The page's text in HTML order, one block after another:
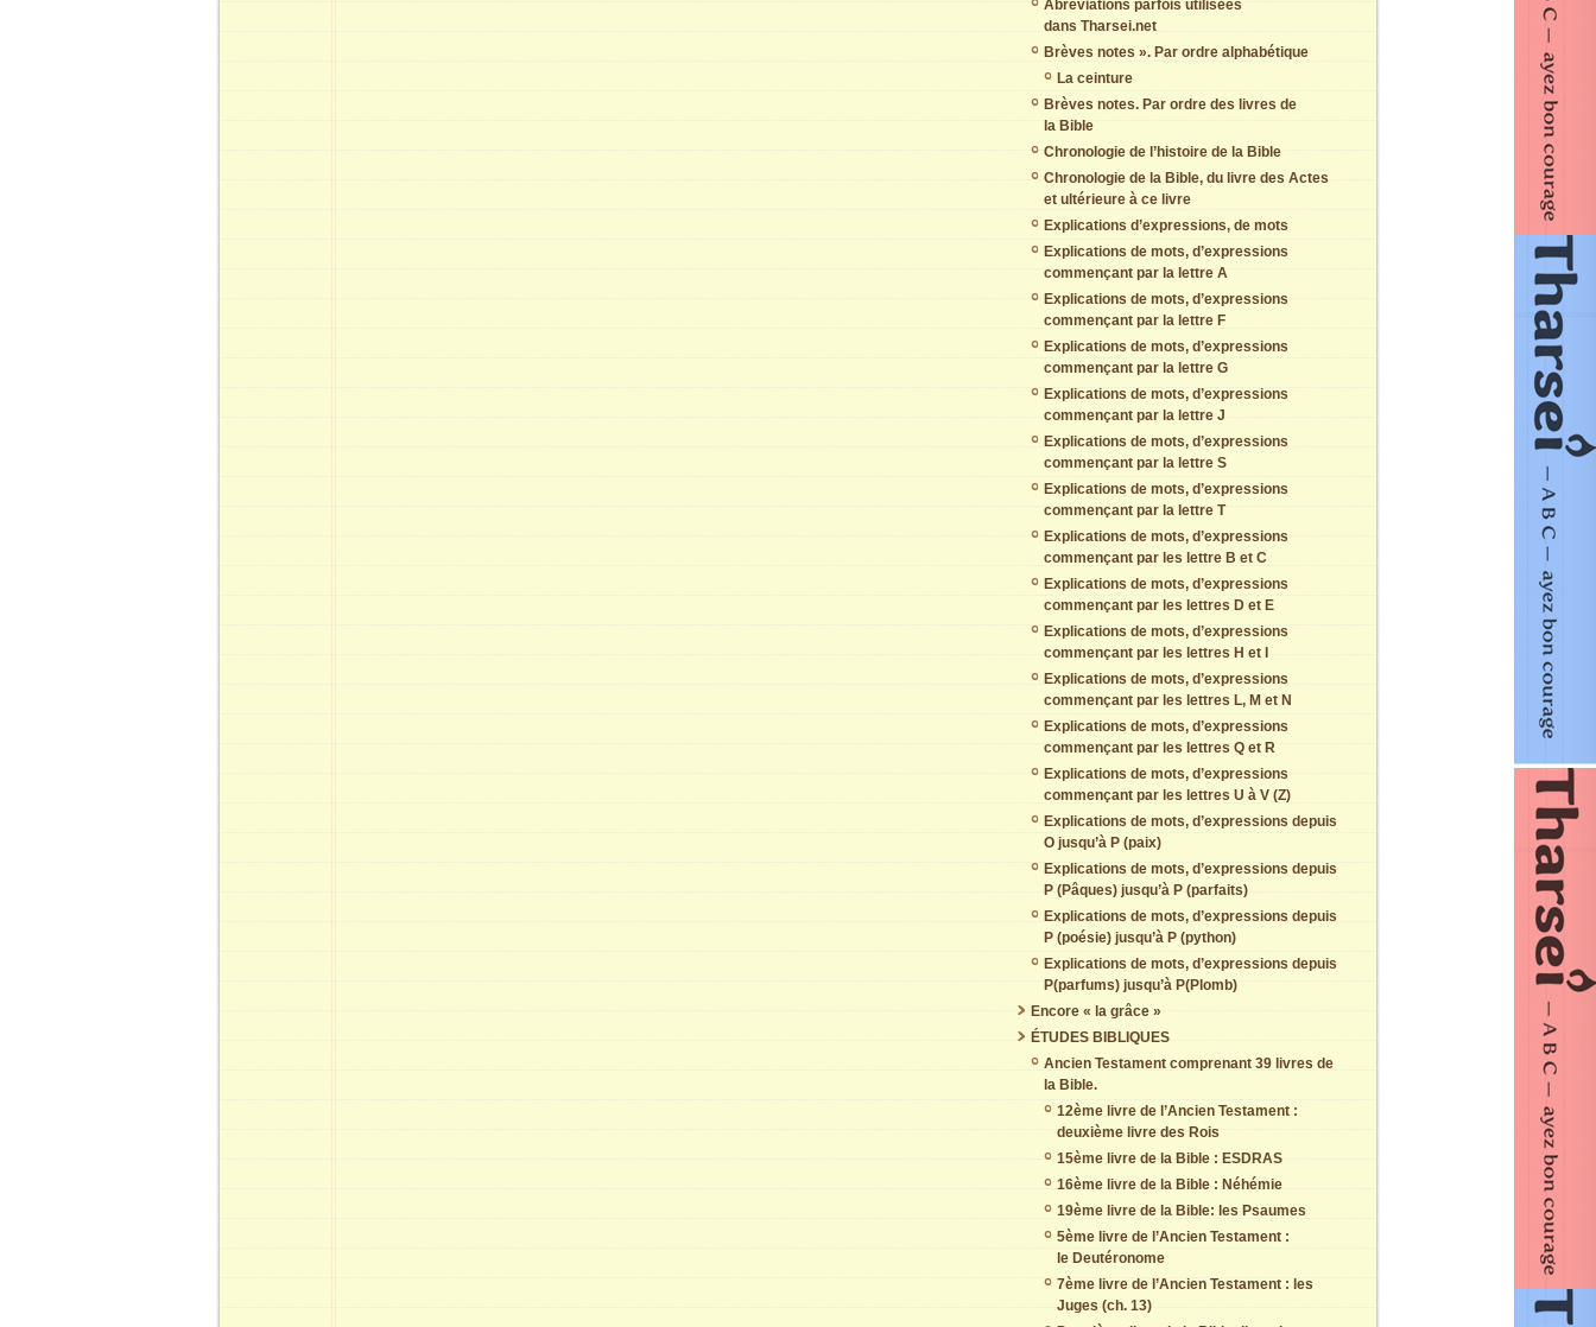
Abréviations parfois utilisées
dans Tharsei.net
Brèves notes ». Par ordre alphabétique
La ceinture
Brèves notes. Par ordre des livres de
la Bible
Chronologie de l’histoire de la Bible
Chronologie de la Bible, du livre des Actes
et ultérieure à ce livre
Explications d’expressions, de mots
Explications de mots, d’expressions
commençant par la lettre A
Explications de mots, d’expressions
commençant par la lettre F
Explications de mots, d’expressions
commençant par la lettre G
Explications de mots, d’expressions
commençant par la lettre J
Explications de mots, d’expressions
commençant par la lettre S
Explications de mots, d’expressions
commençant par la lettre T
Explications de mots, d’expressions
commençant par les lettre B et C
Explications de mots, d’expressions
commençant par les lettres D et E
Explications de mots, d’expressions
commençant par les lettres H et I
Explications de mots, d’expressions
commençant par les lettres L, M et N
Explications de mots, d’expressions
commençant par les lettres Q et R
Explications de mots, d’expressions
commençant par les lettres U à V (Z)
Explications de mots, d’expressions depuis
O jusqu’à P (paix)
Explications de mots, d’expressions depuis
P (Pâques) jusqu’à P (parfaits)
Explications de mots, d’expressions depuis
P (poésie) jusqu’à P (python)
Explications de mots, d’expressions depuis
P(parfums) jusqu’à P(Plomb)
Encore « la grâce »
ÉTUDES BIBLIQUES
Ancien Testament comprenant 39 livres de
la Bible.
12ème livre de l’Ancien Testament :
deuxième livre des Rois
15ème livre de la Bible : ESDRAS
16ème livre de la Bible : Néhémie
19ème livre de la Bible: les Psaumes
5ème livre de l’Ancien Testament :
le Deutéronome
7ème livre de l’Ancien Testament : les
Juges (ch. 13)